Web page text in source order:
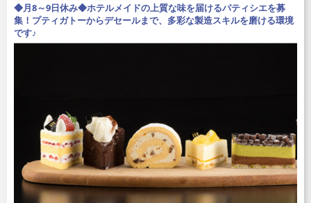
◆月8～9日休み◆ホテルメイドの上質な味を届けるパティシエを募
集！プティガトーからデセールまで、多彩な製造スキルを磨ける環境
です♪